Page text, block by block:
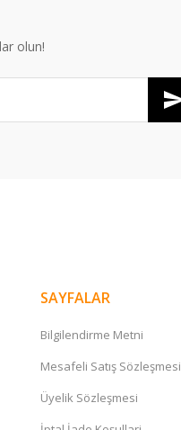
olun!
SAYFALAR
Bilgilendirme Metni
Mesafeli Satış Sözleşmesi
Üyelik Sözleşmesi